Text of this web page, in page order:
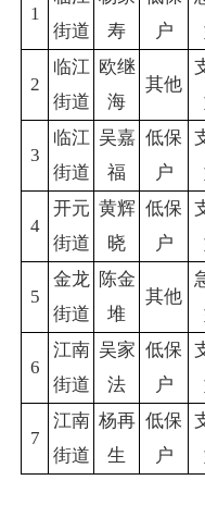
1
街道
寿
户
2
临江
街道
欧继
海
其他
3
临江
街道
吴嘉
福
低保
户
4
开元
街道
黄辉
晓
低保
户
5
金龙
街道
陈金
堆
其他
6
江南
街道
吴家
法
低保
户
7
江南
街道
杨再
生
低保
户